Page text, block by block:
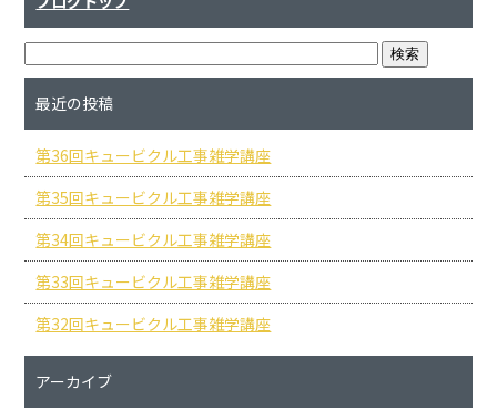
最近の投稿
第36回キュービクル工事雑学講座
第35回キュービクル工事雑学講座
第34回キュービクル工事雑学講座
第33回キュービクル工事雑学講座
第32回キュービクル工事雑学講座
アーカイブ